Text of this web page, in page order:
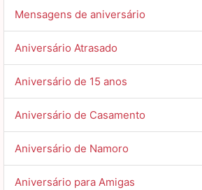
Mensagens de aniversário
Aniversário Atrasado
Aniversário de 15 anos
Aniversário de Casamento
Aniversário de Namoro
Aniversário para Amigas